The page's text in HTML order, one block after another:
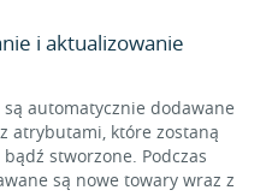
i aktualizowanie
automatycznie dodawane
atrybutami, które zostaną
stworzone. Podczas
są nowe towary wraz z